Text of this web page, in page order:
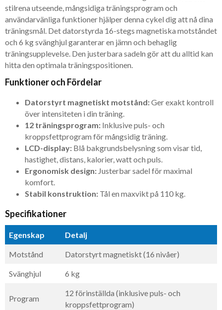
stilrena utseende, mångsidiga träningsprogram och
användarvänliga funktioner hjälper denna cykel dig att nå dina
träningsmål. Det datorstyrda 16-stegs magnetiska motståndet
och 6 kg svänghjul garanterar en jämn och behaglig
träningsupplevelse. Den justerbara sadeln gör att du alltid kan
hitta den optimala träningspositionen.
Funktioner och Fördelar
Datorstyrt magnetiskt motstånd:Ger exakt kontroll
över intensiteten i din träning.
12 träningsprogram: Inklusive puls- och
kroppsfettprogram för mångsidig träning.
LCD-display: Blå bakgrundsbelysning som visar tid,
hastighet, distans, kalorier, watt och puls.
Ergonomisk design: Justerbar sadel för maximal
komfort.
Stabil konstruktion: Tål en maxvikt på 110 kg.
Specifikationer
Egenskap Detalj
Motstånd Datorstyrt magnetiskt (16 nivåer)
Svänghjul 6 kg
Program
12 förinställda (inklusive puls- och
kroppsfettprogram)